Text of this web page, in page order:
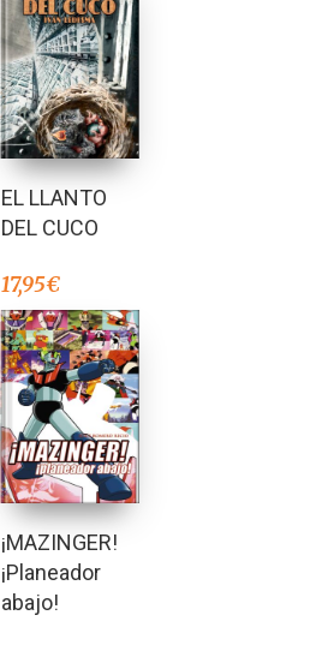
EL LLANTO
DEL CUCO
17,95€
¡MAZINGER!
¡Planeador
abajo!